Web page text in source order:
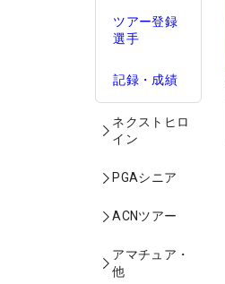
ツアー登録
選手
記録・成績
ネクストヒロ
イン
PGAシニア
ACNツアー
アマチュア・
他